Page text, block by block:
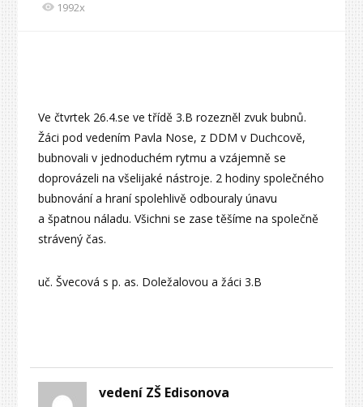
1992x
Ve čtvrtek 26.4.se ve třídě 3.B rozezněl zvuk bubnů.
Žáci pod vedením Pavla Nose, z DDM v Duchcově,
bubnovali v jednoduchém rytmu a vzájemně se
doprovázeli na všelijaké nástroje. 2 hodiny společného
bubnování a hraní spolehlivě odbouraly únavu
a špatnou náladu. Všichni se zase těšíme na společně
strávený čas.
uč. Švecová s p. as. Doležalovou a žáci 3.B
vedení ZŠ Edisonova